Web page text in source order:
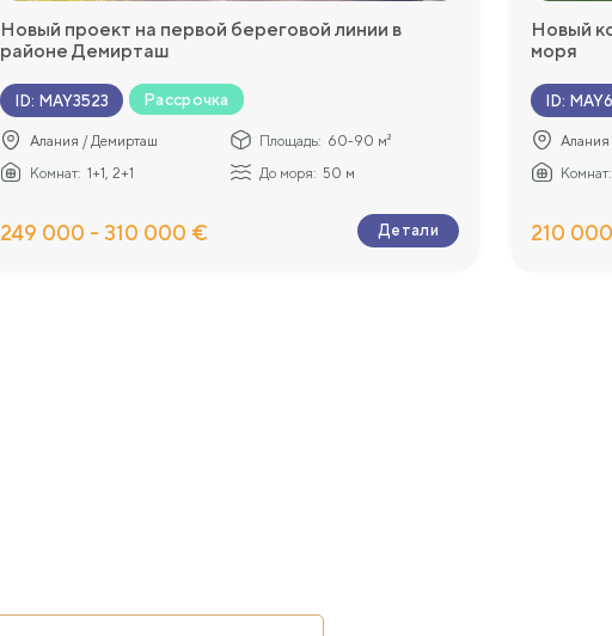
Новый проект на первой береговой линии в
районе Демирташ
ID: MAY3523 Рассрочка
Алания / Демирташ Площадь: 60-90 м²
Комнат: 1+1, 2+1 До моря: 50 м
249 000 - 310 000 € Детали
Новый
моря
ID:
Комнат:
210